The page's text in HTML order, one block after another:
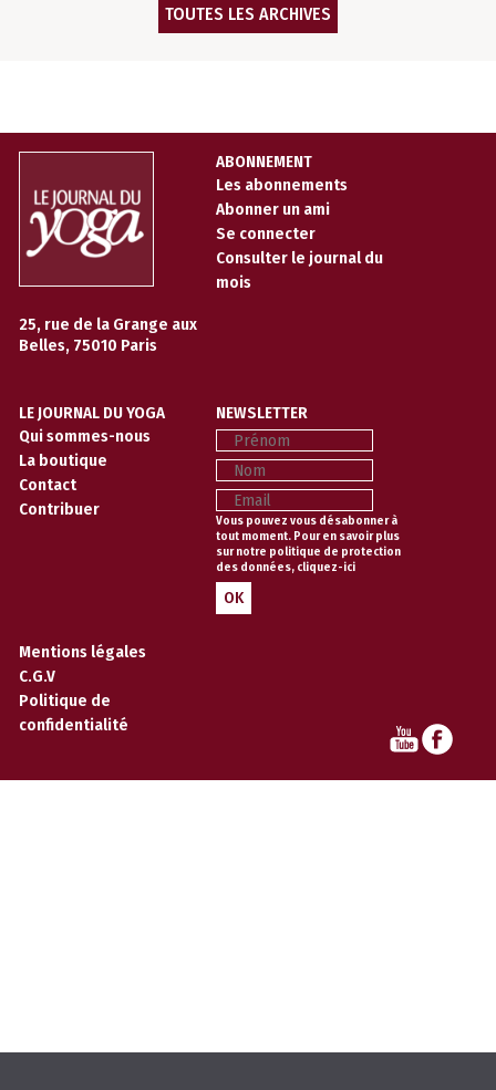
TOUTES LES ARCHIVES
25, rue de la Grange aux
Belles, 75010 Paris
ABONNEMENT
Les abonnements
Abonner un ami
Se connecter
Consulter le journal du
mois
LE JOURNAL DU YOGA
Qui sommes-nous
La boutique
Contact
Contribuer
NEWSLETTER
Prénom
Nom
Email
Vous pouvez vous désabonner à
tout moment. Pour en savoir plus
sur notre politique de protection
des données, cliquez-ici
Mentions légales
C.G.V
Politique de
confidentialité